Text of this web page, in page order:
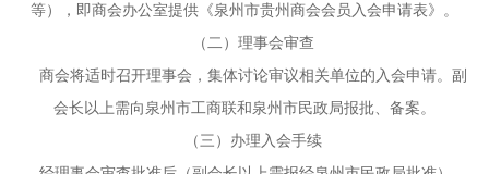
等），即商会办公室提供《泉州市贵州商会会员入会申请表》。
（二）理事会审查
商会将适时召开理事会，集体讨论审议相关单位的入会申请。副
会长以上需向泉州市工商联和泉州市民政局报批、备案。
（三）办理入会手续